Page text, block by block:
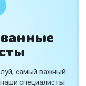
самый важный
специалисты